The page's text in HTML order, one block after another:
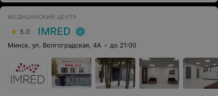
МЕДИЦИНСКИЙ ЦЕНТР
5.0 IMRED
Минск, ул. Волгоградская, 4А до 21:00